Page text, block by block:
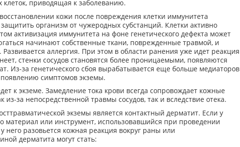
приводящая к заболеванию.
кожи после повреждения клетки иммунитета
организм от чужеродных субстанций. Клетки активно
активизация иммунитета на фоне генетического дефекта может
начинают собственные ткани, поврежденные травмой, и
аллергия. При этом в области ранения уже идет реакция
стенки сосудов становятся более проницаемыми, появляются
Из-за генетического сбоя вырабатывается еще больше медиаторов
симптомов экземы.
к экземе. Замедление тока крови всегда сопровождает кожные
из-за непосредственной травмы сосудов, так и вследствие отека.
экземы является контактный дерматит. Если у
материал или инструмент, использовавшийся при проведении
него разовьется кожная реакция вокруг раны или
дерматита могут стать: